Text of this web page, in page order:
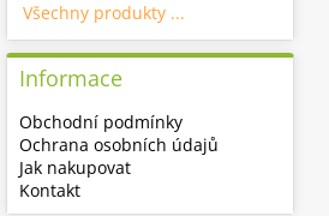
Všechny produkty ...
Informace
Obchodní podmínky
Ochrana osobních údajů
Jak nakupovat
Kontakt